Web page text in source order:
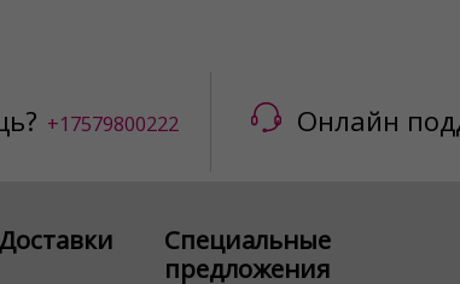
+17579800222 Онлайн
Специальные
предложения